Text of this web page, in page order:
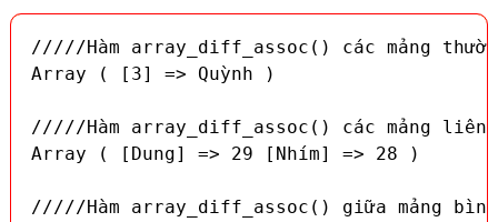
/////Hàm array_diff_assoc() các mảng
Array ( [3] => Quỳnh )
/////Hàm array_diff_assoc() các mảng liên
Array ( [Dung] => 29 [Nhím] => 28 )
/////Hàm array_diff_assoc() giữa mảng